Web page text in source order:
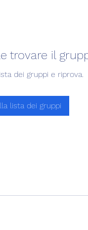
trovare il
dei gruppi e riprova.
lista dei gruppi